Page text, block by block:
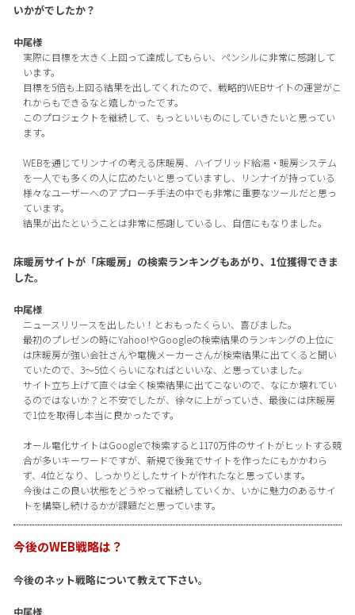
いかがでしたか？
中尾様
実際に目標を大きく上回って達成してもらい、ペンシルに非常に感謝して
います。
目標を5倍も上回る結果を出してくれたので、戦略的WEBサイトの運営がこ
れからもできるなと嬉しかったです。
このプロジェクトを継続して、もっといいものにしていきたいと思ってい
ます。
WEBを通じてリンナイの考える床暖房、ハイブリッド給湯・暖房システム
を一人でも多くの人に広めたいと思っていますし、リンナイが持っている
様々なユーザーへのアプローチ手法の中でも非常に重要なツールだと思っ
ています。
結果が出たということは非常に感謝しているし、自信にもなりました。
床暖房サイトが「床暖房」の検索ランキングもあがり、1位獲得できま
した。
中尾様
ニュースリリースを出したい！とおもったくらい、喜びました。
最初のプレゼンの時にYahoo!やGoogleの検索結果のランキングの上位に
は床暖房が強い会社さんや電機メーカーさんが検索結果に出てくると聞い
ていたので、3～5位くらいになればといいな、と思っていました。
サイト立ち上げて直ぐは全く検索結果に出てこないので、なにか壊れてい
るのではないか？と不安でしたが、徐々に上がっていき、最後には床暖房
で1位を取得し本当に良かったです。
オール電化サイトはGoogleで検索すると1170万件のサイトがヒットする競
合が多いキーワードですが、新規で後発でサイトを作ったにもかかわら
ず、4位となり、しっかりとしたサイトが作れたなと思っています。
今後はこの良い状態をどうやって継続していくか、いかに魅力のあるサイ
トを構築し続けるかが課題だと思っています。
今後のWEB戦略は？
今後のネット戦略について教えて下さい。
中尾様